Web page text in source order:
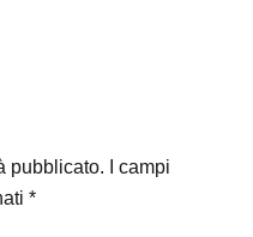
pubblicato.
I campi
*